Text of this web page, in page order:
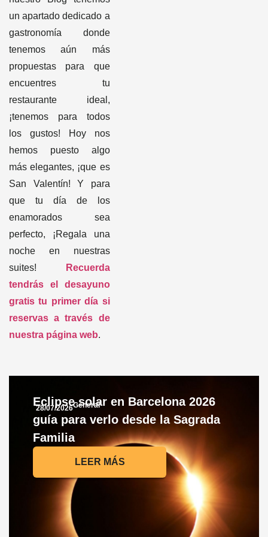
un apartado dedicado a
gastronomía donde
tenemos aún más
propuestas para que
encuentres tu
restaurante ideal,
¡tenemos para todos
los gustos! Hoy nos
hemos puesto algo
más elegantes, ¡que es
San Valentín! Y para
que tu día de los
enamorados sea
perfecto, ¡Regala una
noche en nuestras
suites!
Recuerda
tendrás el desayuno
gratis tu primer día si
reservas a través de
nuestra página web.
28/07/2026General
Eclipse solar en Barcelona 2026
guía para verlo desde la Sagrada
Familia
LEER MÁS